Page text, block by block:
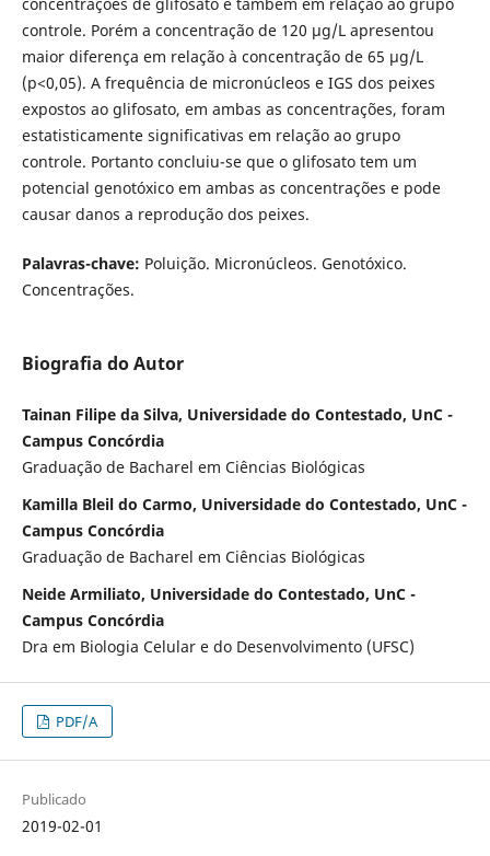
concentrações de glifosato e também em relação ao grupo
controle. Porém a concentração de 120 µg/L apresentou
maior diferença em relação à concentração de 65 µg/L
(p<0,05). A frequência de micronúcleos e IGS dos peixes
expostos ao glifosato, em ambas as concentrações, foram
estatisticamente significativas em relação ao grupo
controle. Portanto concluiu-se que o glifosato tem um
potencial genotóxico em ambas as concentrações e pode
causar danos a reprodução dos peixes.
Palavras-chave: Poluição. Micronúcleos. Genotóxico.
Concentrações.
Biografia do Autor
Tainan Filipe da Silva, Universidade do Contestado, UnC -
Campus Concórdia
Graduação de Bacharel em Ciências Biológicas
Kamilla Bleil do Carmo, Universidade do Contestado, UnC -
Campus Concórdia
Graduação de Bacharel em Ciências Biológicas
Neide Armiliato, Universidade do Contestado, UnC -
Campus Concórdia
Dra em Biologia Celular e do Desenvolvimento (UFSC)
PDF/A
Publicado
2019-02-01